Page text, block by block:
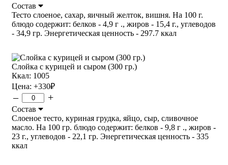
Состав
Тесто слоеное, сахар, яичный желток, вишня. На 100 г.
блюдо содержит: белков - 4,9 г ., жиров - 15,4 г., углеводов
- 34,9 гр. Энергетическая ценность - 297.7 ккал
Слойка с курицей и сыром (300 гр.)
Ккал: 1005
Цена: +330₽
– +
Состав
Слоеное тесто, куриная грудка, яйцо, сыр, сливочное
масло. На 100 гр. блюдо содержит: белков - 9,8 г ., жиров -
23 г., углеводов - 22,1 гр. Энергетическая ценность - 335
ккал